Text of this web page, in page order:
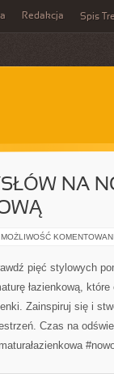
Redakcja Spis
NA
MOŻLIWOŚĆ
pięć stylowych
łazienkową,
Zainspiruj się i
Czas na